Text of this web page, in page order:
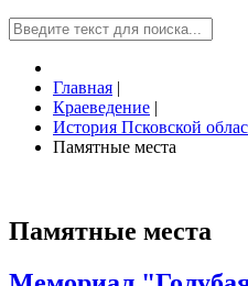
Главная |
Краеведение |
История Псковской
Памятные места
Памятные места